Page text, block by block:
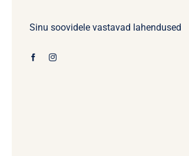
Sinu soovidele vastavad lahendused